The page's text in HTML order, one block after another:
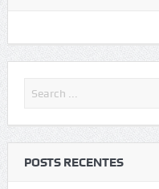
POSTS RECENTES